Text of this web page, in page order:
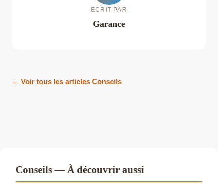
ECRIT PAR
Garance
← Voir tous les articles Conseils
Conseils — À découvrir aussi